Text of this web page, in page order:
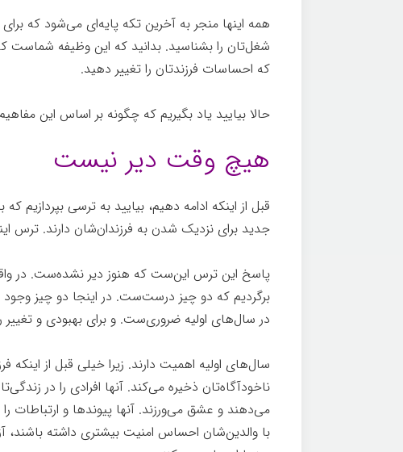
همه اینها منجر به آخرین تکه پایه‌ای می‌شود که برای
شغل‌تان را بشناسید. بدانید که این وظیفه شماست
که احساسات فرزندتان را تغییر دهید.
حالا بیایید یاد بگیریم که چگونه بر اساس این
هیچ وقت دیر نیست
قبل از اینکه ادامه دهیم، بیایید به ترسی بپردازیم
جدید برای نزدیک شدن به فرزندان‌شان دارند. ترس
پاسخ این ترس این‌ست که هنوز دیر نشده‌ست. در
برگردیم که دو چیز درست‌ست. در اینجا دو چیز
در سال‌های اولیه ضروری‌ست. و برای بهبودی و
سال‌های اولیه اهمیت دارند. زیرا خیلی قبل از اینکه
ناخودآگاه‌تان ذخیره می‌کند. آنها افرادی را در
می‌دهند و عشق می‌ورزند. آنها پیوندها و ارتباطات
با والدین‌شان احساس امنیت بیشتری داشته باشند،